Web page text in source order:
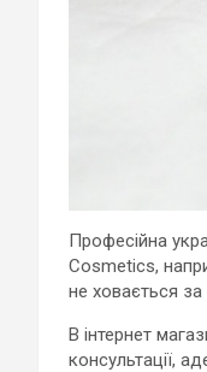
Професійна
Cosmetics,
не ховається
В інтернет
консультації,